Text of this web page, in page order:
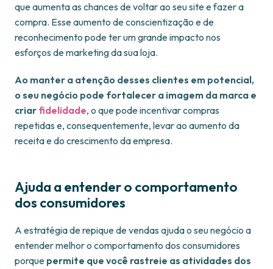
que aumenta as chances de voltar ao seu site e fazer a
compra. Esse aumento de conscientização e de
reconhecimento pode ter um grande impacto nos
esforços de marketing da sua loja.
Ao manter a atenção desses clientes em potencial,
o seu negócio pode fortalecer a imagem da marca e
criar fidelidade, o que pode incentivar compras
repetidas e, consequentemente, levar ao aumento da
receita e do crescimento da empresa.
Ajuda a entender o comportamento
dos consumidores
A estratégia de repique de vendas ajuda o seu negócio a
entender melhor o comportamento dos consumidores
porque permite que você rastreie as atividades dos